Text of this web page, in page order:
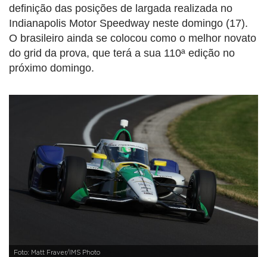
definição das posições de largada realizada no
Indianapolis Motor Speedway neste domingo (17).
O brasileiro ainda se colocou como o melhor novato
do grid da prova, que terá a sua 110ª edição no
próximo domingo.
Foto: Matt Fraver/IMS Photo